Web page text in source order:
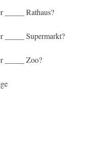
_____ Rathaus?
_____ Supermarkt?
_____ Zoo?